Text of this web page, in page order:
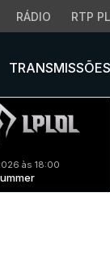
RÁDIO RTP
TRANSMISSÕES
às 18:00